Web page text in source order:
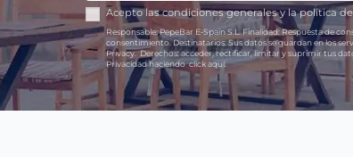
Acepto lascondiciones generalesy lapolítica
Responsable:PepeBar E-Spain S.L.Finalidad:Respuesta de
consentimiento.Destinatarios:Sus datos se guardan en los
Privacy.Derechos:acceder, rectificar, limitar y suprimir tus
Privacidad haciendoclick aquí.